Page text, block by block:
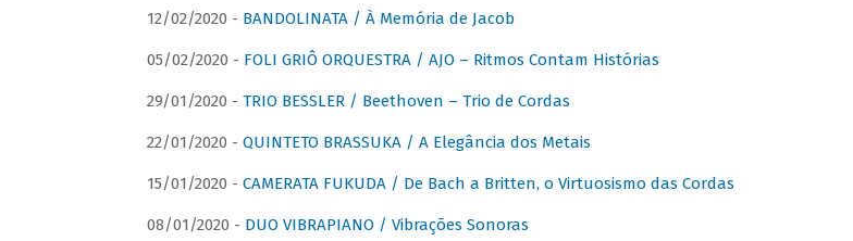
12/02/2020 - BANDOLINATA / À Memória de Jacob
05/02/2020 - FOLI GRIÔ ORQUESTRA / AJO – Ritmos Contam Histórias
29/01/2020 - TRIO BESSLER / Beethoven – Trio de Cordas
22/01/2020 - QUINTETO BRASSUKA / A Elegância dos Metais
15/01/2020 - CAMERATA FUKUDA / De Bach a Britten, o Virtuosismo das Cordas
08/01/2020 - DUO VIBRAPIANO / Vibrações Sonoras